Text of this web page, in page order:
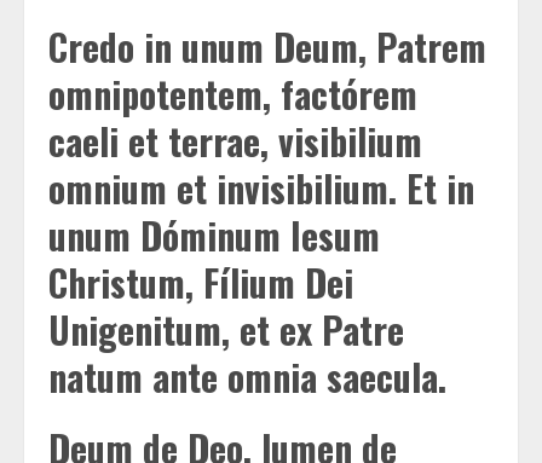
Credo in unum Deum, Patrem
omnipotentem, factórem
caeli et terrae, visibilium
omnium et invisibilium. Et in
unum Dóminum Iesum
Christum, Fílium Dei
Unigenitum, et ex Patre
natum ante omnia saecula.
Deum de Deo, lumen de